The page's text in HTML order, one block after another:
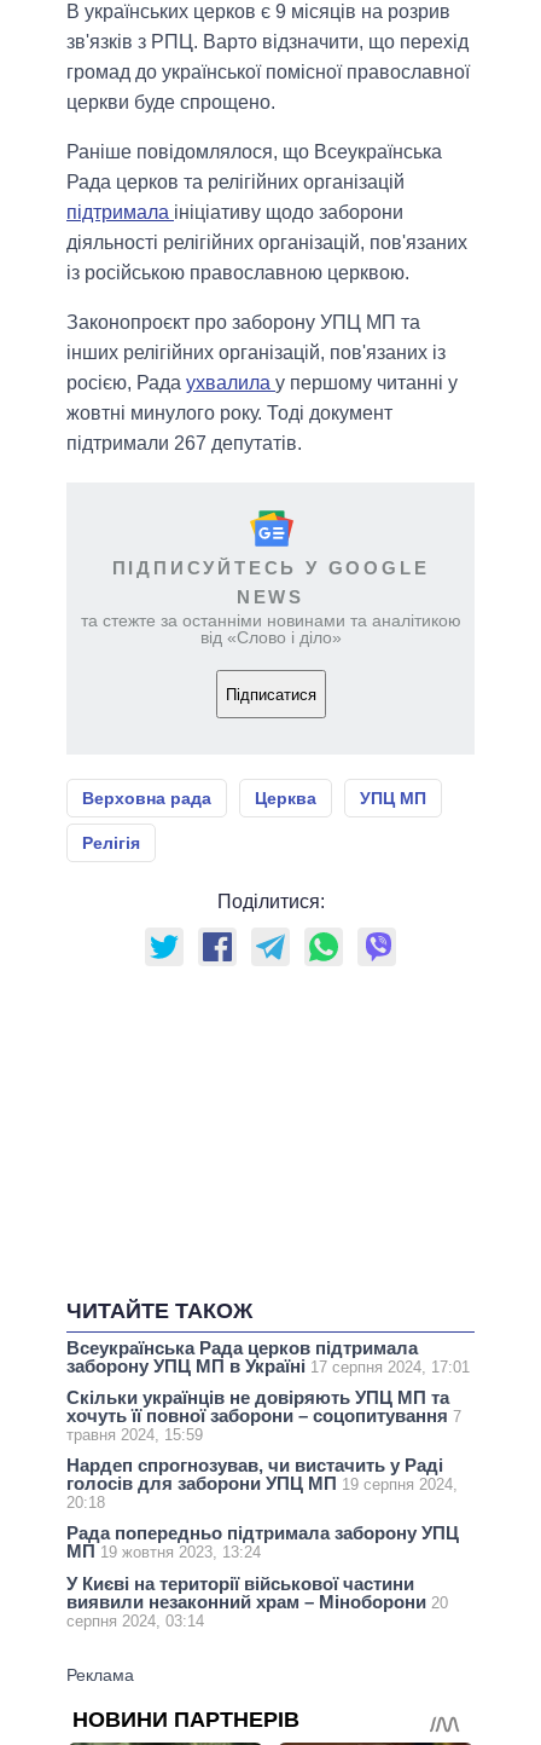
В українських церков є 9 місяців на розрив
зв'язків з РПЦ. Варто відзначити, що перехід
громад до української помісної православної
церкви буде спрощено.
Раніше повідомлялося, що Всеукраїнська
Рада церков та релігійних організацій
підтримала ініціативу щодо заборони
діяльності релігійних організацій, пов'язаних
із російською православною церквою.
Законопроєкт про заборону УПЦ МП та
інших релігійних організацій, пов'язаних із
росією, Рада ухвалила у першому читанні у
жовтні минулого року. Тоді документ
підтримали 267 депутатів.
ПІДПИСУЙТЕСЬ У GOOGLE
NEWS
та стежте за останніми новинами та аналітикою
від «Слово і діло»
Підписатися
Верховна рада Церква УПЦ МП
Релігія
Поділитися:
ЧИТАЙТЕ ТАКОЖ
Всеукраїнська Рада церков підтримала
заборону УПЦ МП в Україні 17 серпня 2024, 17:01
Скільки українців не довіряють УПЦ МП та
хочуть її повної заборони – соцопитування 7
травня 2024, 15:59
Нардеп спрогнозував, чи вистачить у Раді
голосів для заборони УПЦ МП 19 серпня 2024,
20:18
Рада попередньо підтримала заборону УПЦ
МП 19 жовтня 2023, 13:24
У Києві на території військової частини
виявили незаконний храм – Міноборони 20
серпня 2024, 03:14